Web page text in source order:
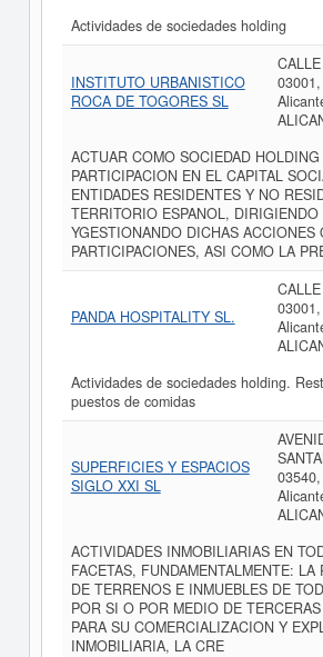
Actividades de sociedades holding
INSTITUTO URBANISTICO
ROCA DE TOGORES SL
03001,
ACTUAR COMO SOCIEDAD
PARTICIPACION EN EL CAPITAL
ENTIDADES RESIDENTES Y NO
TERRITORIO ESPANOL, DIRIGIENDO
YGESTIONANDO DICHAS ACCIONES
PARTICIPACIONES, ASI COMO LA
PANDA HOSPITALITY SL.
03001,
Actividades de sociedades holding.
puestos de comidas
SUPERFICIES Y ESPACIOS
SIGLO XXI SL
03540,
ACTIVIDADES INMOBILIARIAS EN
FACETAS, FUNDAMENTALMENTE: LA
DE TERRENOS E INMUEBLES DE
POR SI O POR MEDIO DE
PARA SU COMERCIALIZACION Y
INMOBILIARIA, LA CRE